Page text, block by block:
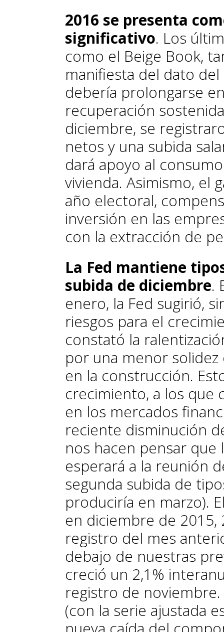
2016 se presenta
significativo. Los
como el Beige Book,
manifiesta del dato
debería prolongarse
recuperación
diciembre, se
netos y una subida
dará apoyo al
vivienda. Asimismo, el
año electoral,
inversión en las
con la extracción de
La Fed mantiene
subida de diciembre.
enero, la Fed sugirió,
riesgos para el
constató la
por una menor
en la construcción.
crecimiento, a los que
en los mercados
reciente disminución
nos hacen pensar
esperará a la reunión
segunda subida de
produciría en marzo).
en diciembre de
registro del mes
debajo de nuestras
creció un 2,1%
registro de
(con la serie ajustada